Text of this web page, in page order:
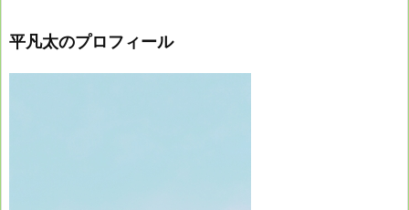
平凡太のプロフィール